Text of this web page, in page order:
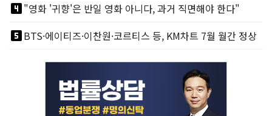
looks_4"영화 '귀향'은 반일 영화 아니다, 과거 직면해야 한다"
looks_5BTS·에이티즈·이찬원·코르티스 등, KM차트 7월 월간 정상